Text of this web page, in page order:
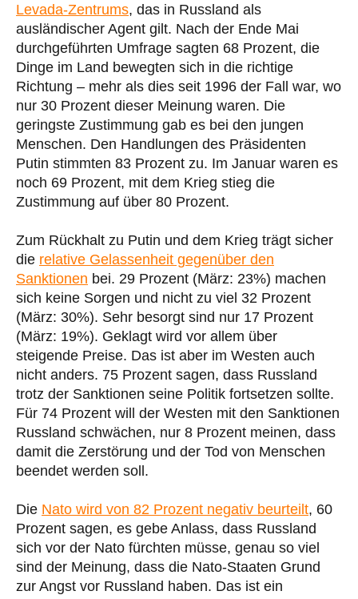
Levada-Zentrums, das in Russland als
ausländischer Agent gilt. Nach der Ende Mai
durchgeführten Umfrage sagten 68 Prozent, die
Dinge im Land bewegten sich in die richtige
Richtung – mehr als dies seit 1996 der Fall war, wo
nur 30 Prozent dieser Meinung waren. Die
geringste Zustimmung gab es bei den jungen
Menschen. Den Handlungen des Präsidenten
Putin stimmten 83 Prozent zu. Im Januar waren es
noch 69 Prozent, mit dem Krieg stieg die
Zustimmung auf über 80 Prozent.
Zum Rückhalt zu Putin und dem Krieg trägt sicher
die relative Gelassenheit gegenüber den
Sanktionen bei. 29 Prozent (März: 23%) machen
sich keine Sorgen und nicht zu viel 32 Prozent
(März: 30%). Sehr besorgt sind nur 17 Prozent
(März: 19%). Geklagt wird vor allem über
steigende Preise. Das ist aber im Westen auch
nicht anders. 75 Prozent sagen, dass Russland
trotz der Sanktionen seine Politik fortsetzen sollte.
Für 74 Prozent will der Westen mit den Sanktionen
Russland schwächen, nur 8 Prozent meinen, dass
damit die Zerstörung und der Tod von Menschen
beendet werden soll.
Die Nato wird von 82 Prozent negativ beurteilt, 60
Prozent sagen, es gebe Anlass, dass Russland
sich vor der Nato fürchten müsse, genau so viel
sind der Meinung, dass die Nato-Staaten Grund
zur Angst vor Russland haben. Das ist ein